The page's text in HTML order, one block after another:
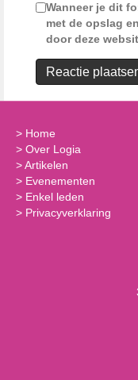
Wanneer je dit
met de opslag
door deze
> Home
> Over Logia
>Artikelen
> Evenementen
> Enkel leden
> Privacyverklaring